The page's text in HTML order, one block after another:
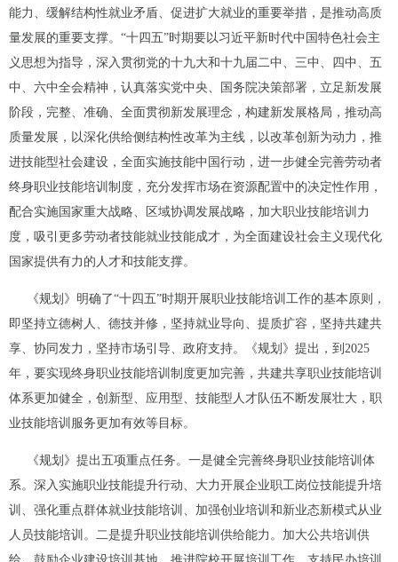
能力、缓解结构性就业矛盾、促进扩大就业的重要举措，是推动高质
量发展的重要支撑。“十四五”时期要以习近平新时代中国特色社会主
义思想为指导，深入贯彻党的十九大和十九届二中、三中、四中、五
中、六中全会精神，认真落实党中央、国务院决策部署，立足新发展
阶段，完整、准确、全面贯彻新发展理念，构建新发展格局，推动高
质量发展，以深化供给侧结构性改革为主线，以改革创新为动力，推
进技能型社会建设，全面实施技能中国行动，进一步健全完善劳动者
终身职业技能培训制度，充分发挥市场在资源配置中的决定性作用，
配合实施国家重大战略、区域协调发展战略，加大职业技能培训力
度，吸引更多劳动者技能就业技能成才，为全面建设社会主义现代化
国家提供有力的人才和技能支撑。
《规划》明确了“十四五”时期开展职业技能培训工作的基本原则，
即坚持立德树人、德技并修，坚持就业导向、提质扩容，坚持共建共
享、协同发力，坚持市场引导、政府支持。《规划》提出，到2025
年，要实现终身职业技能培训制度更加完善，共建共享职业技能培训
体系更加健全，创新型、应用型、技能型人才队伍不断发展壮大，职
业技能培训服务更加有效等目标。
《规划》提出五项重点任务。一是健全完善终身职业技能培训体
系。深入实施职业技能提升行动、大力开展企业职工岗位技能提升培
训、强化重点群体就业技能培训、加强创业培训和新业态新模式从业
人员技能培训。二是提升职业技能培训供给能力。加大公共培训供